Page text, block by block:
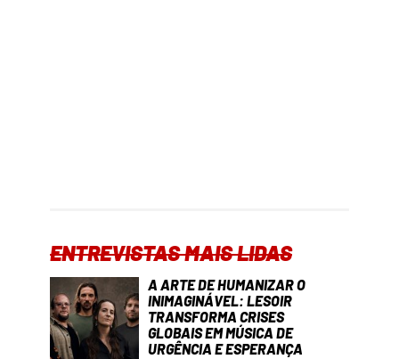
ENTREVISTAS MAIS LIDAS
A ARTE DE HUMANIZAR O
INIMAGINÁVEL: LESOIR
TRANSFORMA CRISES
GLOBAIS EM MÚSICA DE
URGÊNCIA E ESPERANÇA